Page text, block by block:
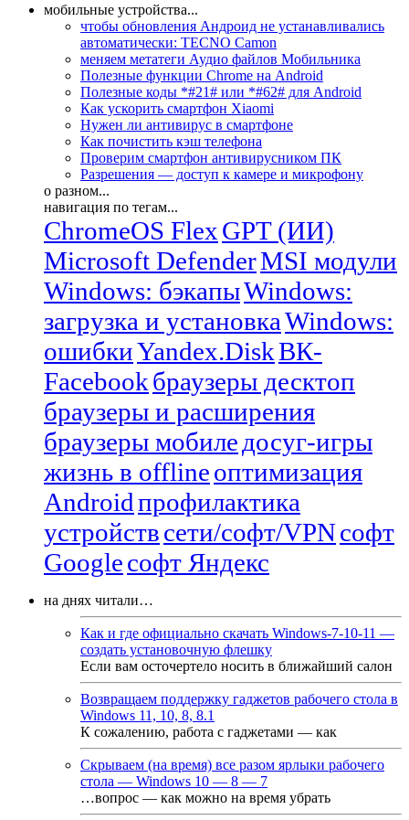
мобильные устройства...
чтобы обновления Андроид не устанавливались
автоматически: TECNO Camon
меняем метатеги Аудио файлов Мобильника
Полезные функции Chrome на Android
Полезные коды *#21# или *#62# для Android
Как ускорить смартфон Xiaomi
Нужен ли антивирус в смартфоне
Как почистить кэш телефона
Проверим смартфон антивирусником ПК
Разрешения — доступ к камере и микрофону
о разном...
навигация по тегам...
ChromeOS FlexGPT (ИИ)
Microsoft DefenderMSI модули
Windows: бэкапыWindows:
загрузка и установкаWindows:
ошибкиYandex.DiskВК-
Facebookбраузеры десктоп
браузеры и расширения
браузеры мобиле досуг-игры
жизнь в offlineоптимизация
Androidпрофилактика
устройствсети/софт/VPNсофт
Googleсофт Яндекс
на днях читали…
Как и где официально скачать Windows-7-10-11 —
создать установочную флешку
Если вам осточертело носить в ближайший салон
Возвращаем поддержку гаджетов рабочего стола в
Windows 11, 10, 8, 8.1
К сожалению, работа с гаджетами — как
Скрываем (на время) все разом ярлыки рабочего
стола — Windows 10 — 8 — 7
…вопрос — как можно на время убрать